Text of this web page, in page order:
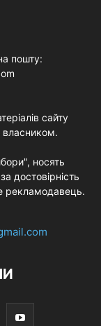
пошту:
сайту
власником.
носять
достовірність
рекламодавець.